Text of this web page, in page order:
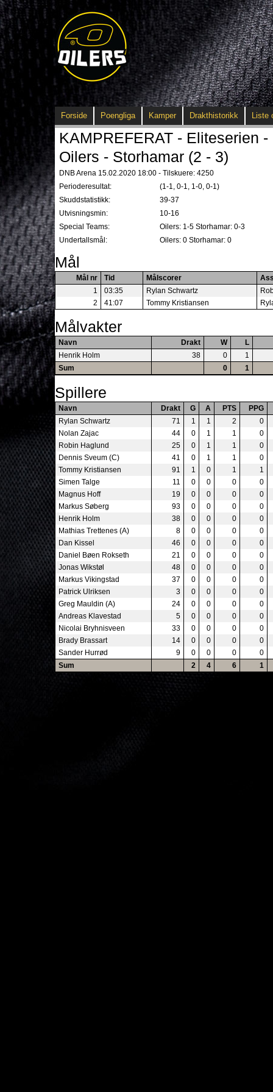
Forside Poengliga Kamper Drakthistorikk Liste
KAMPREFERAT - Eliteserien -
Oilers - Storhamar (2 - 3)
DNB Arena 15.02.2020 18:00 - Tilskuere: 4250
Perioderesultat:
(1-1, 0-1, 1-0, 0-1)
Skuddstatistikk:
39-37
Utvisningsmin:
10-16
Special Teams:
Oilers: 1-5 Storhamar: 0-3
Undertallsmål:
Oilers: 0 Storhamar: 0
Mål
Mål nr Tid Målscorer
1
03:35 Rylan Schwartz
2
41:07 Tommy Kristiansen
Målvakter
Navn Drakt W
L
Henrik Holm
38 0
1
Sum
0 1
Spillere
Navn Drakt G A PTS
PPG
Rylan Schwartz
71 1 1 2
0
Nolan Zajac
44 0 1 1
0
Robin Haglund
25 0 1 1
0
Dennis Sveum (C)
41 0 1 1
0
Tommy Kristiansen
91 1 0 1
1
Simen Talge
11 0 0 0
0
Magnus Hoff
19 0 0 0
0
Markus Søberg
93 0 0 0
0
Henrik Holm
38 0 0 0
0
Mathias Trettenes (A)
8 0 0 0
0
Dan Kissel
46 0 0 0
0
Daniel Bøen Rokseth
21 0 0 0
0
Jonas Wikstøl
48 0 0 0
0
Markus Vikingstad
37 0 0 0
0
Patrick Ulriksen
3 0 0 0
0
Greg Mauldin (A)
24 0 0 0
0
Andreas Klavestad
5 0 0 0
0
Nicolai Bryhnisveen
33 0 0 0
0
Brady Brassart
14 0 0 0
0
Sander Hurrød
9 0 0 0
0
Sum
2 4 6 1